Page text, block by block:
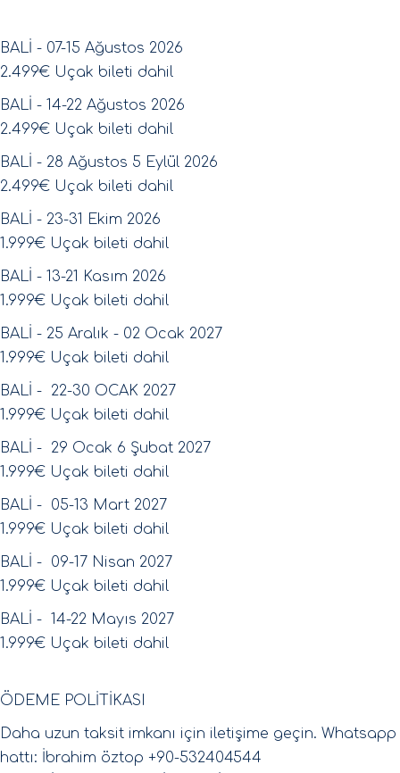
BALİ - 07-15 Ağustos 2026
​2.499€ Uçak bileti dahil
BALİ - 14-22 Ağustos 2026
​2.499€ Uçak bileti dahil
BALİ - 28 Ağustos 5 Eylül 2026
​2.499€ Uçak bileti dahil
BALİ - 23-31 Ekim 2026
​1.999€ Uçak bileti dahil
BALİ - 13-21 Kasım 2026
​1.999€ Uçak bileti dahil
BALİ - 25 Aralık - 02 Ocak 2027
​1.999€ Uçak bileti dahil
BALİ - 22-30 OCAK 2027
1.999€ Uçak bileti dahil
BALİ - 29 Ocak 6 Şubat 2027
​1.999€ Uçak bileti dahil
BALİ - 05-13 Mart 2027
1.999€ Uçak bileti dahil
BALİ - 09-17 Nisan 2027
​1.999€ Uçak bileti dahil
BALİ - 14-22 Mayıs 2027
​1.999€ Uçak bileti dahil
ÖDEME POLİTİKASI
Daha uzun taksit imkanı için iletişime geçin. Whatsapp
hattı: İbrahim öztop +90-532404544